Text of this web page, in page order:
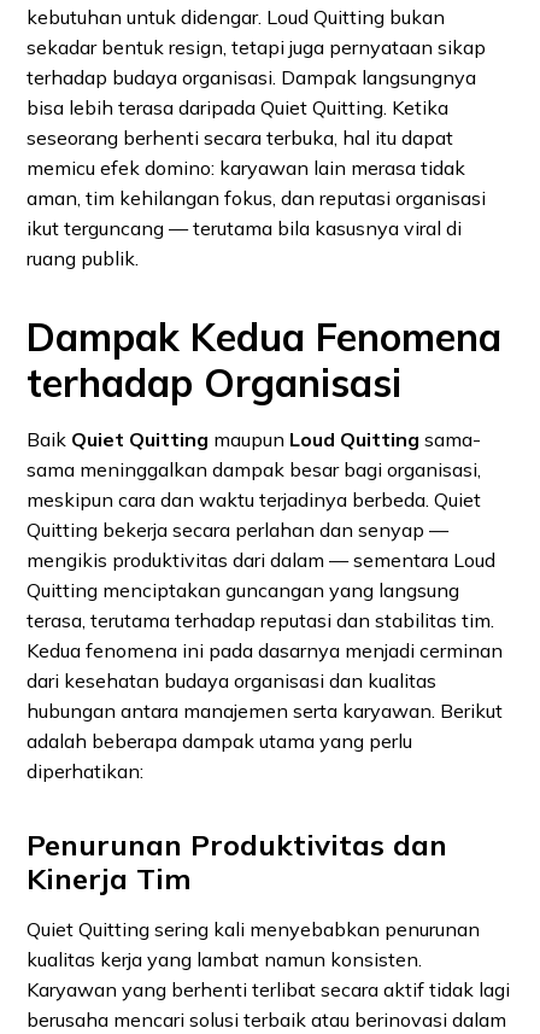
kebutuhan untuk didengar. Loud Quitting bukan
sekadar bentuk resign, tetapi juga pernyataan sikap
terhadap budaya organisasi. Dampak langsungnya
bisa lebih terasa daripada Quiet Quitting. Ketika
seseorang berhenti secara terbuka, hal itu dapat
memicu efek domino: karyawan lain merasa tidak
aman, tim kehilangan fokus, dan reputasi organisasi
ikut terguncang — terutama bila kasusnya viral di
ruang publik.
Dampak Kedua Fenomena
terhadap Organisasi
Baik Quiet Quitting maupun Loud Quitting sama-
sama meninggalkan dampak besar bagi organisasi,
meskipun cara dan waktu terjadinya berbeda. Quiet
Quitting bekerja secara perlahan dan senyap —
mengikis produktivitas dari dalam — sementara Loud
Quitting menciptakan guncangan yang langsung
terasa, terutama terhadap reputasi dan stabilitas tim.
Kedua fenomena ini pada dasarnya menjadi cerminan
dari kesehatan budaya organisasi dan kualitas
hubungan antara manajemen serta karyawan. Berikut
adalah beberapa dampak utama yang perlu
diperhatikan:
Penurunan Produktivitas dan
Kinerja Tim
Quiet Quitting sering kali menyebabkan penurunan
kualitas kerja yang lambat namun konsisten.
Karyawan yang berhenti terlibat secara aktif tidak lagi
berusaha mencari solusi terbaik atau berinovasi dalam